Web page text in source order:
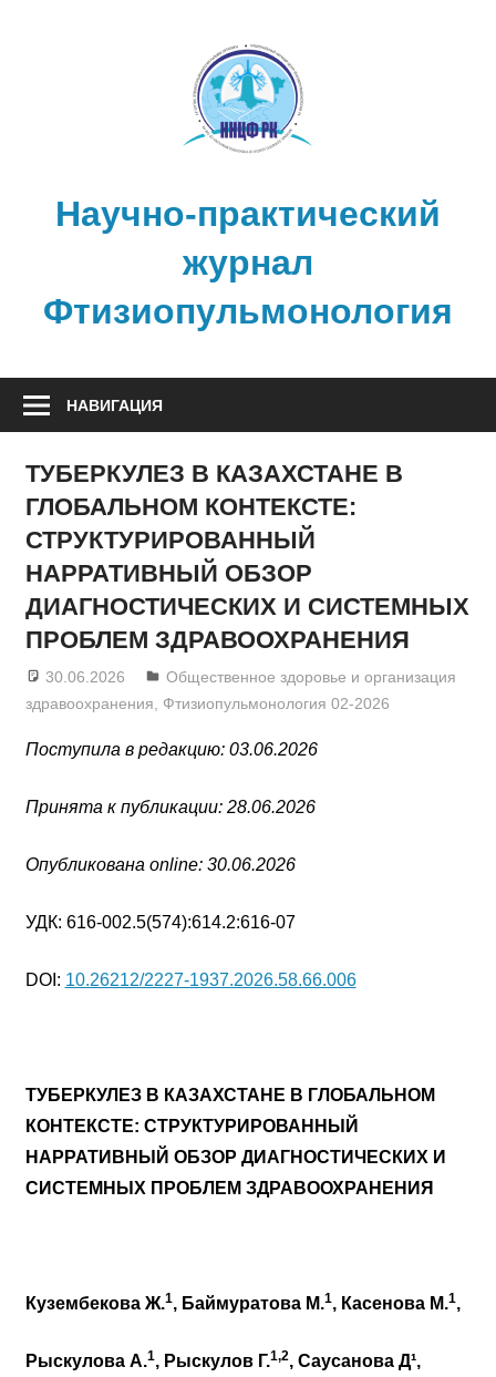
Научно-практический
журнал
Фтизиопульмонология
НАВИГАЦИЯ
ТУБЕРКУЛЕЗ В КАЗАХСТАНЕ В
ГЛОБАЛЬНОМ КОНТЕКСТЕ:
СТРУКТУРИРОВАННЫЙ
НАРРАТИВНЫЙ ОБЗОР
ДИАГНОСТИЧЕСКИХ И СИСТЕМНЫХ
ПРОБЛЕМ ЗДРАВООХРАНЕНИЯ
30.06.2026 admin
Общественное здоровье и организация
здравоохранения
Фтизиопульмонология 02-2026
Поступила в редакцию: 03.06.2026
Принята к публикации: 28.06.2026
Опубликована online: 30.06.2026
УДК: 616-002.5(574):614.2:616-07
DOI: 10.26212/2227-1937.2026.58.66.006
ТУБЕРКУЛЕЗ В КАЗАХСТАНЕ В ГЛОБАЛЬНОМ
КОНТЕКСТЕ: СТРУКТУРИРОВАННЫЙ
НАРРАТИВНЫЙ ОБЗОР ДИАГНОСТИЧЕСКИХ И
СИСТЕМНЫХ ПРОБЛЕМ ЗДРАВООХРАНЕНИЯ
Кузембекова Ж.1, Баймуратова М.1, Касенова М.1,
Рыскулова А.1, Рыскулов Г.1,2, СаусановаД¹,